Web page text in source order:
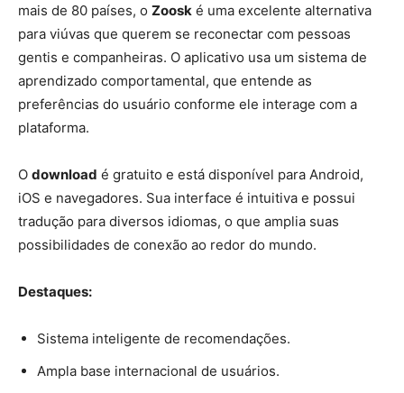
mais de 80 países, o Zoosk é uma excelente alternativa
para viúvas que querem se reconectar com pessoas
gentis e companheiras. O aplicativo usa um sistema de
aprendizado comportamental, que entende as
preferências do usuário conforme ele interage com a
plataforma.
O download é gratuito e está disponível para Android,
iOS e navegadores. Sua interface é intuitiva e possui
tradução para diversos idiomas, o que amplia suas
possibilidades de conexão ao redor do mundo.
Destaques:
Sistema inteligente de recomendações.
Ampla base internacional de usuários.